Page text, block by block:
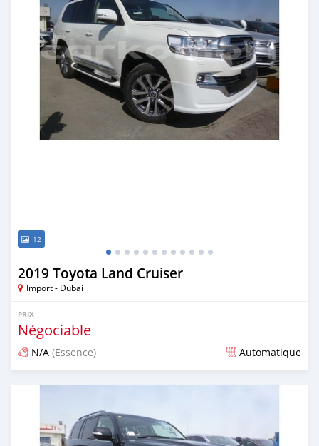
12
2019 Toyota Land Cruiser
Import - Dubai
PRIX
Négociable
N/A (Essence) Automatique
Publié il y a environ 7 ans